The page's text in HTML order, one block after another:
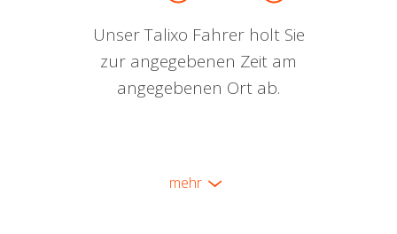
Unser Talixo Fahrer holt Sie
zur angegebenen Zeit am
angegebenen Ort ab.
mehr